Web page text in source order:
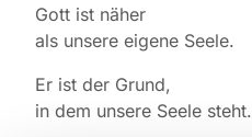
Gott ist näher
als unsere eigene Seele.
Er ist der Grund,
in dem unsere Seele steht.